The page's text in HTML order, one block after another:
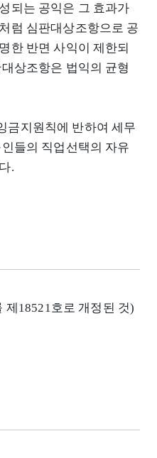
되는 공익은 그 효과가
럼 심판대상조항으로 공
한 반면 사익이 제한되
상조항은 법익의 균형
금지원칙에 반하여 세무
들의 직업선택의 자유
.
제18521호로 개정된 것)